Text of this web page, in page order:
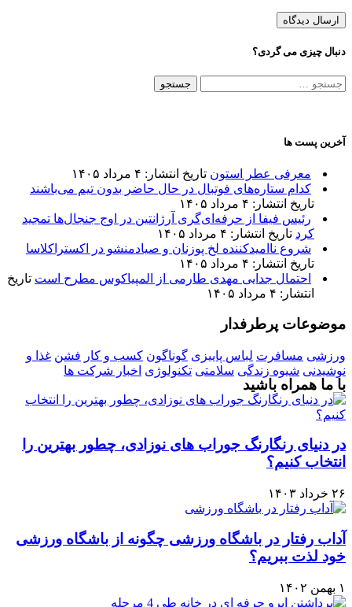
دنبال چیزی می گردی؟
جستجو
آخرین پست ها
معرفی عطر استون تاریخ انتشار: ۴ مرداد ۱۴۰۵
کدام ستاره‌های فوتبال در حال حاضر بدون تیم می‌باشند
تاریخ انتشار: ۴ مرداد ۱۴۰۵
رئیس فیفا از حرفه‌ای‌گری آرژانتین در اوج جنجال‌ها تمجید
کرد تاریخ انتشار: ۴ مرداد ۱۴۰۵
شروع ناامیدکننده لخ پوزنان و صیادمنشو در اکستراکلاسا
تاریخ انتشار: ۴ مرداد ۱۴۰۵
احتمال جدایی مهدی طارمی از المپیاکوس مطرح است تاریخ
انتشار: ۴ مرداد ۱۴۰۵
موضوعات پرطرفدار
ورزشی مسافرت لباس پاییزی گوناگون کسب و کار فشن غذا و
نوشیدنی شیوه زندگی سلامتی تکنولوژی اخبار شرکت ها
با ما همراه باشید
در دنیای رنگارنگ جوراب های نوزادی، چطور بهترین را
انتخاب کنیم؟
۲۶ خرداد ۱۴۰۳
آداب رفتار در باشگاه ورزشی چگونه از باشگاه ورزشی
خود لذت ببریم؟
۱ بهمن ۱۴۰۲